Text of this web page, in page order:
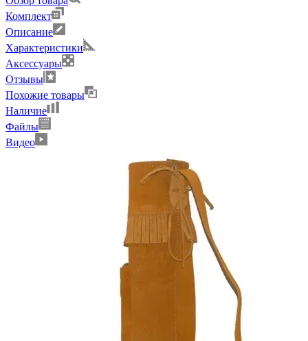
Комплект
Описание
Характеристики
Аксессуары
Отзывы
Похожие товары
Наличие
Файлы
Видео